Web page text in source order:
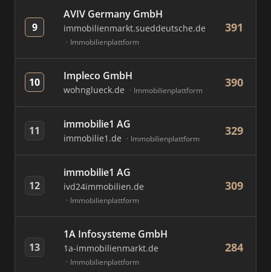
9
AVIV Germany GmbH
immobilienmarkt.sueddeutsche.de
Immobilienplattform
391
10 Impleco GmbH
wohnglueck.de Immobilienplattform
390
11 immobilie1 AG
immobilie1.de Immobilienplattform
329
12
immobilie1 AG
ivd24immobilien.de
Immobilienplattform
309
13
1A Infosysteme GmbH
1a-immobilienmarkt.de
Immobilienplattform
284